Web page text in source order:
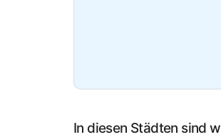
In diesen Städten sind